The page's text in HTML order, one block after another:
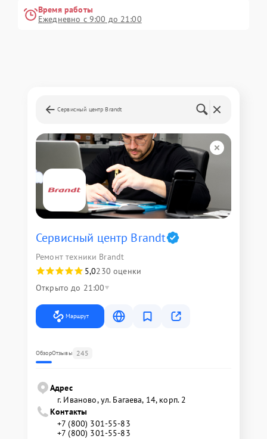
Время работы
Ежедневно с 9:00 до 21:00
Сервисный центр Brandt
Сервисный центр Brandt
Ремонт техники Brandt
5,0230 оценки
Открыто до 21:00
Маршрут
ОбзорОтзывы 245
Адрес
г. Иваново, ул. Багаева, 14, корп. 2
Контакты
+7 (800) 301-55-83
+7 (800) 301-55-83